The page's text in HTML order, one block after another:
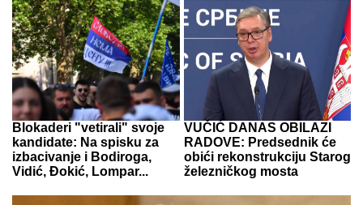
Blokaderi "vetirali" svoje
kandidate: Na spisku za
izbacivanje i Bodiroga,
Vidić, Đokić, Lompar...
VUČIĆ DANAS OBILAZI
RADOVE: Predsednik će
obići rekonstrukciju Starog
železničkog mosta